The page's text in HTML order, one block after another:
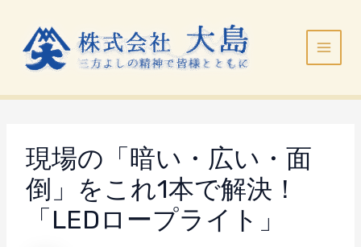
ッ
Menu
現場の「暗い・広い・面
倒」をこれ1本で解決！
「LEDロープライト」